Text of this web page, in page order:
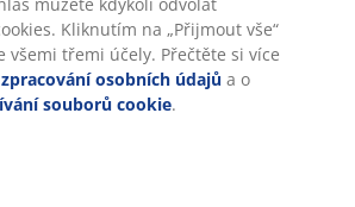
můžete kdykoli odvolat
Kliknutím na „Přijmout vše“
všemi třemi účely. Přečtěte si více
osobních údajů a o
souborů cookie.